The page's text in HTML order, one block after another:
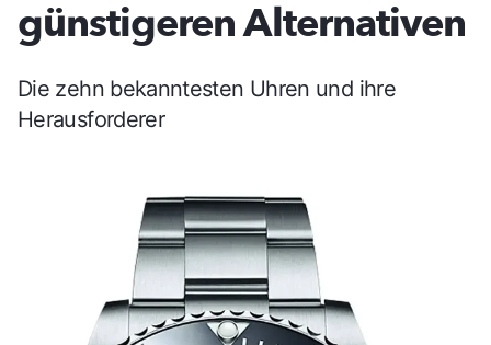
günstigeren Alternativen
Die zehn bekanntesten Uhren und ihre
Herausforderer